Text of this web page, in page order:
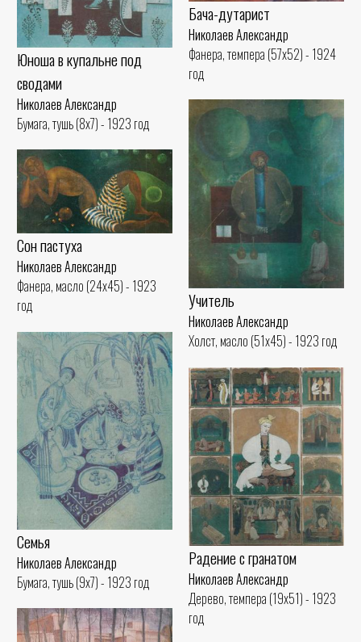
Бача-дутарист
Николаев Александр
Фанера, темпера (57x52) - 1924
год
Юноша в купальне под
сводами
Николаев Александр
Бумага, тушь (8x7) - 1923 год
Учитель
Николаев Александр
Холст, масло (51x45) - 1923 год
Сон пастуха
Николаев Александр
Фанера, масло (24x45) - 1923
год
Семья
Николаев Александр
Бумага, тушь (9x7) - 1923 год
Радение с гранатом
Николаев Александр
Дерево, темпера (19x51) - 1923
год